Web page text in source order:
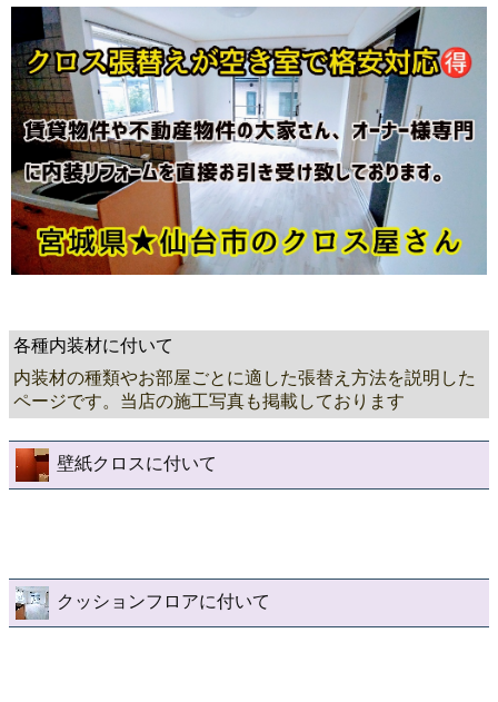
各種内装材に付いて
内装材の種類やお部屋ごとに適した張替え方法を説明した
ページです。当店の施工写真も掲載しております
壁紙クロスに付いて
クッションフロアに付いて